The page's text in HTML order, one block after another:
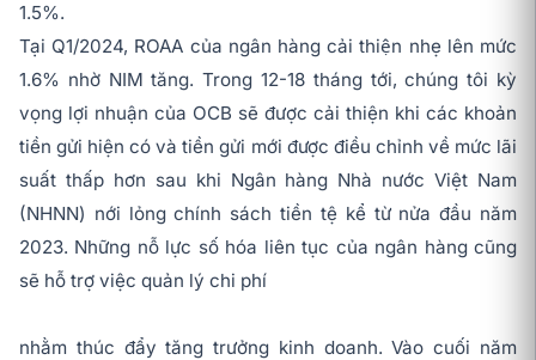
1.5%.
Tại Q1/2024, ROAA của ngân hàng cải thiện nhẹ lên mức
1.6% nhờ NIM tăng. Trong 12-18 tháng tới, chúng tôi kỳ
vọng lợi nhuận của OCB sẽ được cải thiện khi các khoản
tiền gửi hiện có và tiền gửi mới được điều chỉnh về mức lãi
suất thấp hơn sau khi Ngân hàng Nhà nước Việt Nam
(NHNN) nới lỏng chính sách tiền tệ kể từ nửa đầu năm
2023. Những nỗ lực số hóa liên tục của ngân hàng cũng
sẽ hỗ trợ việc quản lý chi phí
nhằm thúc đẩy tăng trưởng kinh doanh. Vào cuối năm